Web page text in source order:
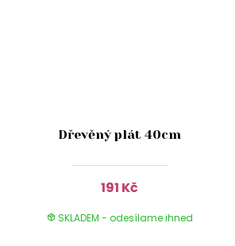
Dřevěný plát 40cm
191 Kč
SKLADEM - odesílame ihned